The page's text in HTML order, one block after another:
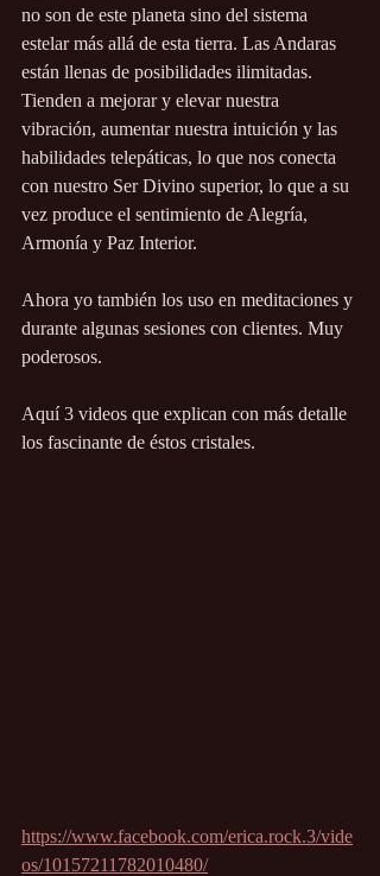
no son de este planeta sino del sistema
estelar más allá de esta tierra. Las Andaras
están llenas de posibilidades ilimitadas.
Tienden a mejorar y elevar nuestra
vibración, aumentar nuestra intuición y las
habilidades telepáticas, lo que nos conecta
con nuestro Ser Divino superior, lo que a su
vez produce el sentimiento de Alegría,
Armonía y Paz Interior.
Ahora yo también los uso en meditaciones y
durante algunas sesiones con clientes. Muy
poderosos.
Aquí 3 videos que explican con más detalle
los fascinante de éstos cristales.
https://www.facebook.com/erica.rock.3/vide
os/10157211782010480/